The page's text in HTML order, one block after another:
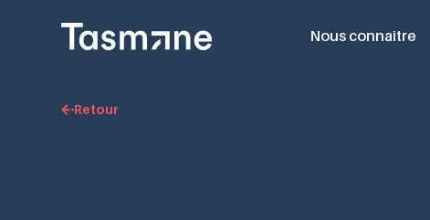
Nous connaître
Retour